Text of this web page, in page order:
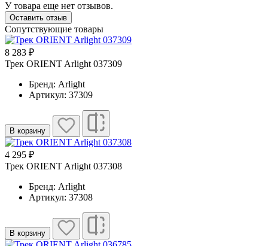
У товара еще нет отзывов.
Оставить отзыв
Сопутствующие товары
8 283 ₽
Трек ORIENT Arlight 037309
Бренд: Arlight
Артикул: 37309
В корзину
4 295 ₽
Трек ORIENT Arlight 037308
Бренд: Arlight
Артикул: 37308
В корзину